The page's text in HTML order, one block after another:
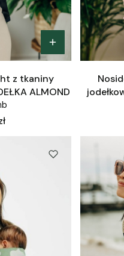
z tkaniny
ALMOND